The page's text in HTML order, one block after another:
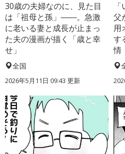
30歳の夫婦なのに、見た目
は「祖母と孫」――。急激
に老いる妻と成長が止まっ
た夫の漫画が描く「歳と幸
せ」
全国
2026年5月11日 09:43 更新
父
用
す
情